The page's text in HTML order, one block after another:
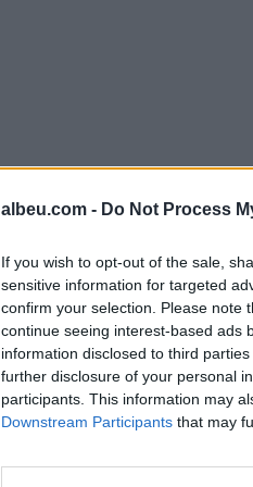
albeu.com - Do Not Process
If you wish to opt-out of the sale,
sensitive information for targeted
confirm your selection. Please note
continue seeing interest-based ads
information disclosed to third
further disclosure of your personal
participants. This information may
Downstream Participants that may